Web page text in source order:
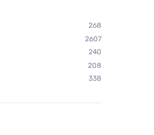
268
2607
240
208
338